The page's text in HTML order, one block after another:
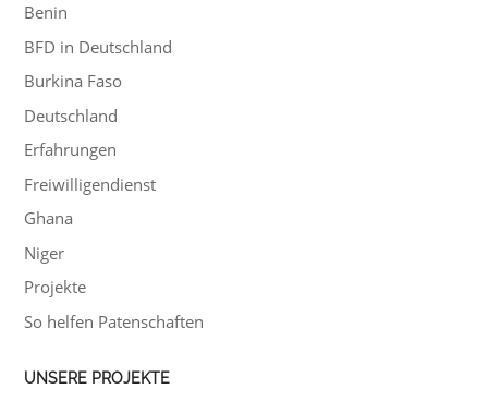
Benin
BFD in Deutschland
Burkina Faso
Deutschland
Erfahrungen
Freiwilligendienst
Ghana
Niger
Projekte
So helfen Patenschaften
UNSERE PROJEKTE